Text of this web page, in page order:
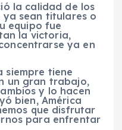
la calidad de los
ya sean titulares o
equipo fue
la victoria,
ya en
siempre tiene
un gran trabajo,
y lo hacen
bien, América
que disfrutar
para enfrentar